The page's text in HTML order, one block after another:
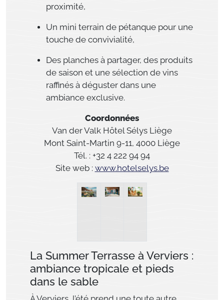
proximité,
Un mini terrain de pétanque pour une
touche de convivialité,
Des planches à partager, des produits
de saison et une sélection de vins
raffinés à déguster dans une
ambiance exclusive.
Coordonnées
Van der Valk Hôtel Sélys Liège
Mont Saint-Martin 9-11, 4000 Liège
Tél. : +32 4 222 94 94
Site web : www.hotelselys.be
La Summer Terrasse à Verviers :
ambiance tropicale et pieds
dans le sable